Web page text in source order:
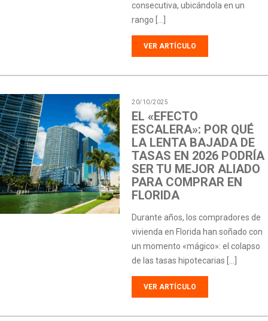
consecutiva, ubicándola en un
rango […]
VER ARTÍCULO
20/10/2025
EL «EFECTO
ESCALERA»: POR QUÉ
LA LENTA BAJADA DE
TASAS EN 2026 PODRÍA
SER TU MEJOR ALIADO
PARA COMPRAR EN
FLORIDA
Durante años, los compradores de
vivienda en Florida han soñado con
un momento «mágico»: el colapso
de las tasas hipotecarias […]
VER ARTÍCULO